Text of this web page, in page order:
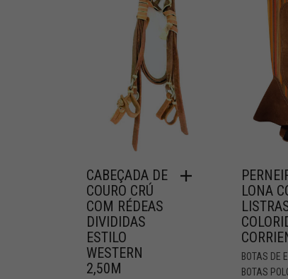
CABEÇADA DE
COURO CRÚ
COM RÉDEAS
DIVIDIDAS
ESTILO
WESTERN
2,50M
LONA
BOTAS DE
BOTAS